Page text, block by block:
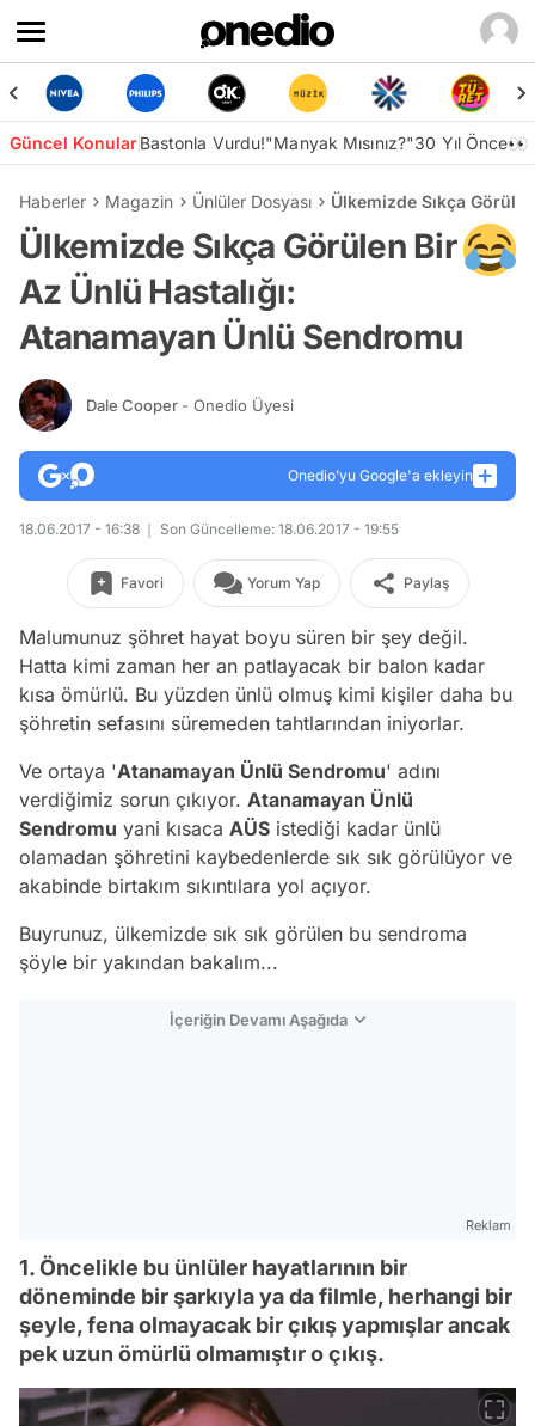
Güncel KonularBastonla Vurdu!"Manyak Mısınız?"30 Yıl Önce👀
Haberler Magazin Ünlüler Dosyası Ülkemizde Sıkça
Ülkemizde Sıkça Görülen Bir
Az Ünlü Hastalığı:
Atanamayan Ünlü Sendromu
Dale Cooper - Onedio Üyesi
Onedio’yu Google'a ekleyin
18.06.2017 - 16:38 Son Güncelleme: 18.06.2017 - 19:55
Favori Yorum Yap Paylaş
Malumunuz şöhret hayat boyu süren bir şey değil.
Hatta kimi zaman her an patlayacak bir balon kadar
kısa ömürlü. Bu yüzden ünlü olmuş kimi kişiler daha bu
şöhretin sefasını süremeden tahtlarından iniyorlar.
Ve ortaya 'Atanamayan Ünlü Sendromu' adını
verdiğimiz sorun çıkıyor. Atanamayan Ünlü
Sendromu yani kısaca AÜS istediği kadar ünlü
olamadan şöhretini kaybedenlerde sık sık görülüyor ve
akabinde birtakım sıkıntılara yol açıyor.
Buyrunuz, ülkemizde sık sık görülen bu sendroma
şöyle bir yakından bakalım...
İçeriğin Devamı Aşağıda
Reklam
1. Öncelikle bu ünlüler hayatlarının bir
döneminde bir şarkıyla ya da filmle, herhangi bir
şeyle, fena olmayacak bir çıkış yapmışlar ancak
pek uzun ömürlü olmamıştır o çıkış.